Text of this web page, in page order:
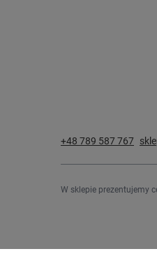
+48 789 587 767
W sklepie prezentujemy